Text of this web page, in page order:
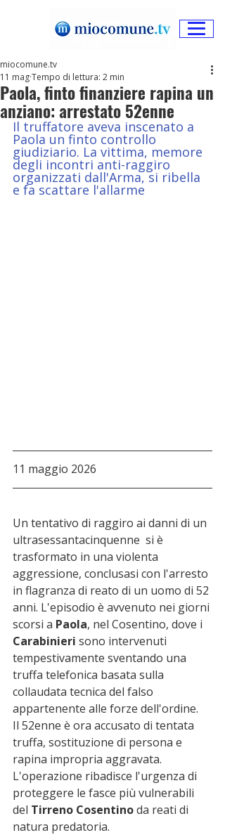
Paola, finto finanziere rapina un
anziano: arrestato 52enne
miocomune.tv
11 magTempo di lettura: 2 min
Il truffatore aveva inscenato a
Paola un finto controllo
giudiziario. La vittima, memore
degli incontri anti-raggiro
organizzati dall'Arma, si ribella
e fa scattare l'allarme
11 maggio 2026
Un tentativo di raggiro ai danni di un
ultrasessantacinquenne  si è
trasformato in una violenta
aggressione, conclusasi con l'arresto
in flagranza di reato di un uomo di 52
anni. L'episodio è avvenuto nei giorni
scorsi a Paola, nel Cosentino, dove i
Carabinieri sono intervenuti
tempestivamente sventando una
truffa telefonica basata sulla
collaudata tecnica del falso
appartenente alle forze dell'ordine.
Il 52enne è ora accusato di tentata
truffa, sostituzione di persona e
rapina impropria aggravata.
L'operazione ribadisce l'urgenza di
proteggere le fasce più vulnerabili
del Tirreno Cosentino da reati di
natura predatoria.